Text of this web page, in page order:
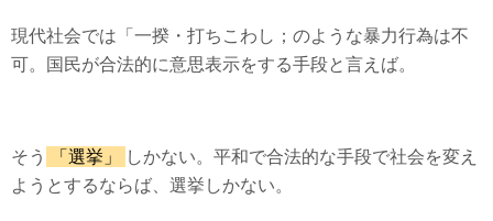
現代社会では「一揆・打ちこわし；のような暴力行為は不
可。国民が合法的に意思表示をする手段と言えば。
そう 「選挙」
しかない。平和で合法的な手段で社会を変え
ようとするならば、選挙しかない。